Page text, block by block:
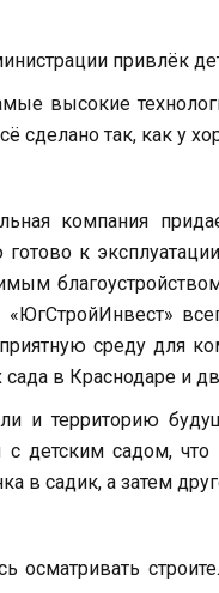
привлёк
высокие
сделано так, как у
компания
к
среду
в Краснодаре и
и территорию
с детским садом,
в садик, а затем
осматривать